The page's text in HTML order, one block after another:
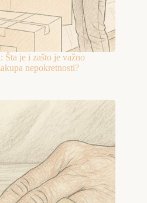
Šta je i zašto je važno
nepokretnosti?